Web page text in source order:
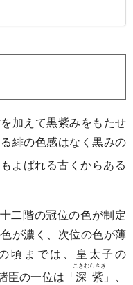
加えて黒紫みをもたせ
緋の色感はなく黒みの
もよばれる古くからある
二階の冠位の色が制定
が濃く、次位の色が薄
頃までは、皇太子の
臣の一位は「深紫
こきむらさき
」、